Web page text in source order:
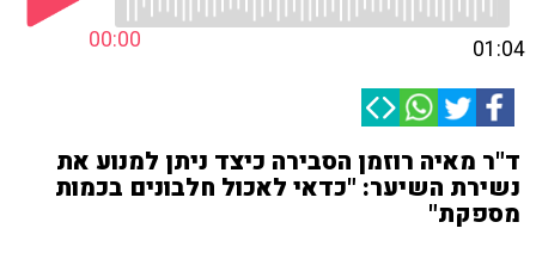
00:00 01:04
ד"ר מאיה רוזמן הסבירה כיצד ניתן למנוע את
נשירת השיער: "כדאי לאכול חלבונים בכמות
מספקת"